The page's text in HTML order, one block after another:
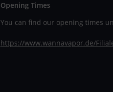
Opening Times
You can find our opening times
https://www.wannavapor.de/